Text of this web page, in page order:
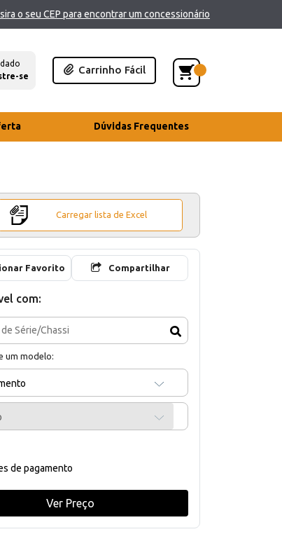
o seu CEP para encontrar um concessionário
se
Carrinho Fácil
Dúvidas Frequentes
Carregar lista de Excel
Favorito Compartilhar
com:
um modelo:
de pagamento
Ver Preço